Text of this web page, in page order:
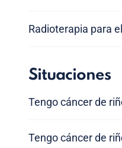
Radioterapia para
Situaciones
Tengo cáncer de
Tengo cáncer de